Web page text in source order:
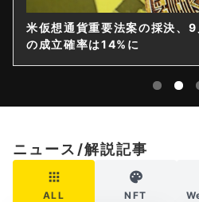
米仮想通貨重要法案の採決、
の成立確率は14%に
ニュース/解説記事
ALL NFT